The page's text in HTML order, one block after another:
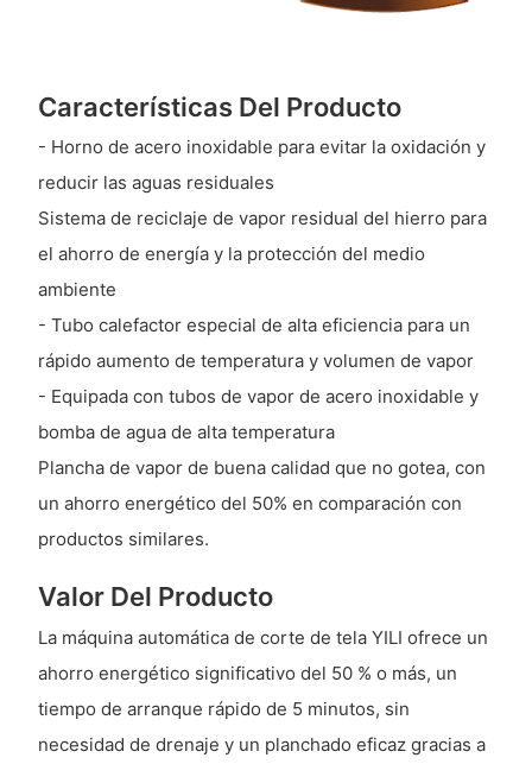
Características Del Producto
- Horno de acero inoxidable para evitar la oxidación y
reducir las aguas residuales
Sistema de reciclaje de vapor residual del hierro para
el ahorro de energía y la protección del medio
ambiente
- Tubo calefactor especial de alta eficiencia para un
rápido aumento de temperatura y volumen de vapor
- Equipada con tubos de vapor de acero inoxidable y
bomba de agua de alta temperatura
Plancha de vapor de buena calidad que no gotea, con
un ahorro energético del 50% en comparación con
productos similares.
Valor Del Producto
La máquina automática de corte de tela YILI ofrece un
ahorro energético significativo del 50 % o más, un
tiempo de arranque rápido de 5 minutos, sin
necesidad de drenaje y un planchado eficaz gracias a